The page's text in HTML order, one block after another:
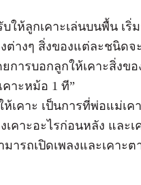
บให้ลูกเคาะเล่นบนพื้น เริ่
ต่างๆ สิ่งของแต่ละชนิด
ดยการบอกลูกให้เคาะสิ่ง
คาะหม้อ 1 ที”
เคาะ เป็นการที่พ่อแม่เ
คาะอะไรก่อนหลัง และเ
ารถเปิดเพลงและเคาะต